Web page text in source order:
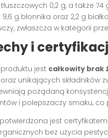
0,2 g, a także
g błonnika oraz 2,2 g
zwłaszcza w kategorii
i
jest całkowity brak
unikających składników
pożądaną
i polepszaczy smaku,
jest
bez użycia